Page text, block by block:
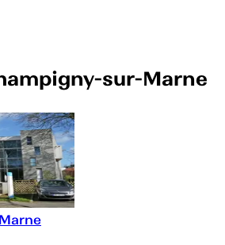
sur-Marne